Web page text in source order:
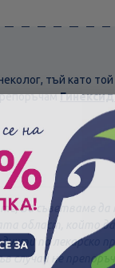
тъй като
Ви съветваме
област, който
по лекарско
случай не